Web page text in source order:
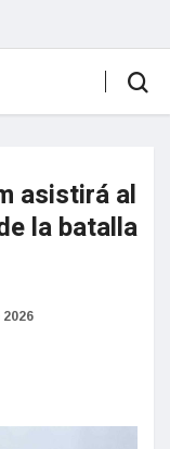
asistirá al
la batalla